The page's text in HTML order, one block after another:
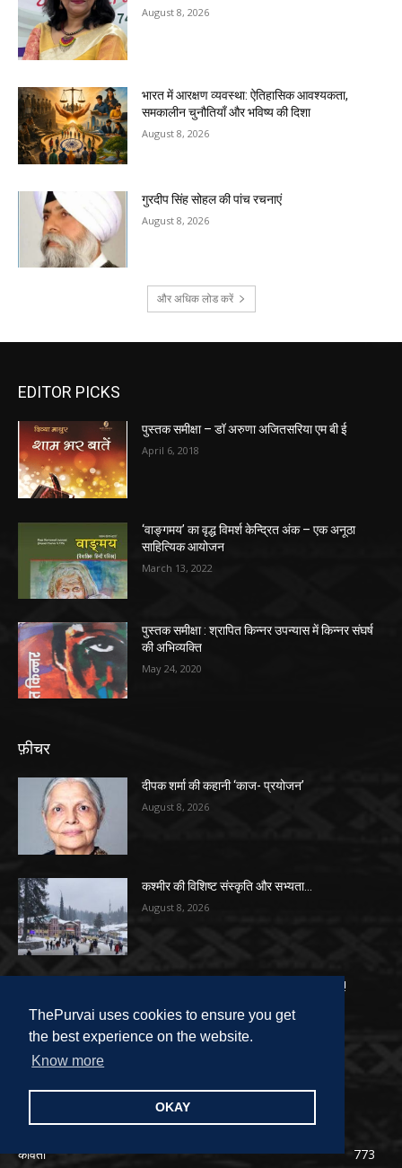
ThePurvai uses cookies to ensure you get
the best experience on the website.
Know more
OKAY
August 8, 2026
भारत में आरक्षण व्यवस्था: ऐतिहासिक आवश्यकता,
समकालीन चुनौतियाँ और भविष्य की दिशा
August 8, 2026
गुरदीप सिंह सोहल की पांच रचनाएं
August 8, 2026
और अधिक लोड करें
EDITOR PICKS
पुस्तक समीक्षा – डॉ अरुणा अजितसरिया एम बी ई
April 6, 2018
‘वाङ्गमय’ का वृद्ध विमर्श केन्द्रित अंक – एक अनूठा
साहित्यिक आयोजन
March 13, 2022
पुस्तक समीक्षा : श्रापित किन्नर उपन्यास में किन्नर संघर्ष
की अभिव्यक्ति
May 24, 2020
फ़ीचर
दीपक शर्मा की कहानी ‘काज- प्रयोजन’
August 8, 2026
कश्मीर की विशिष्ट संस्कृति और सभ्यता…
August 8, 2026
डॉ. मुकेश ‘असीमित’ का व्यंग्य-आहा ग्राम्य जीवन!
August 8, 2026
POPULAR CATEGORY
कविता 773